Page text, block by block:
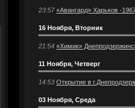
23:57 «Авангард» Харьков -
16 Ноября, Вторник
21:54 «Химик»
11 Ноября, Четверг
14:53 Открытие в
03 Ноября, Среда